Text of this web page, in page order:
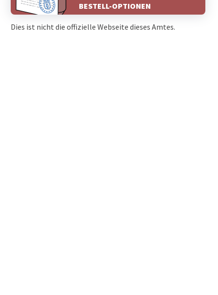
BESTELL-OPTIONEN
Dies ist nicht die offizielle Webseite dieses Amtes.